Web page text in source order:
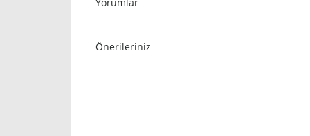
Önerileriniz